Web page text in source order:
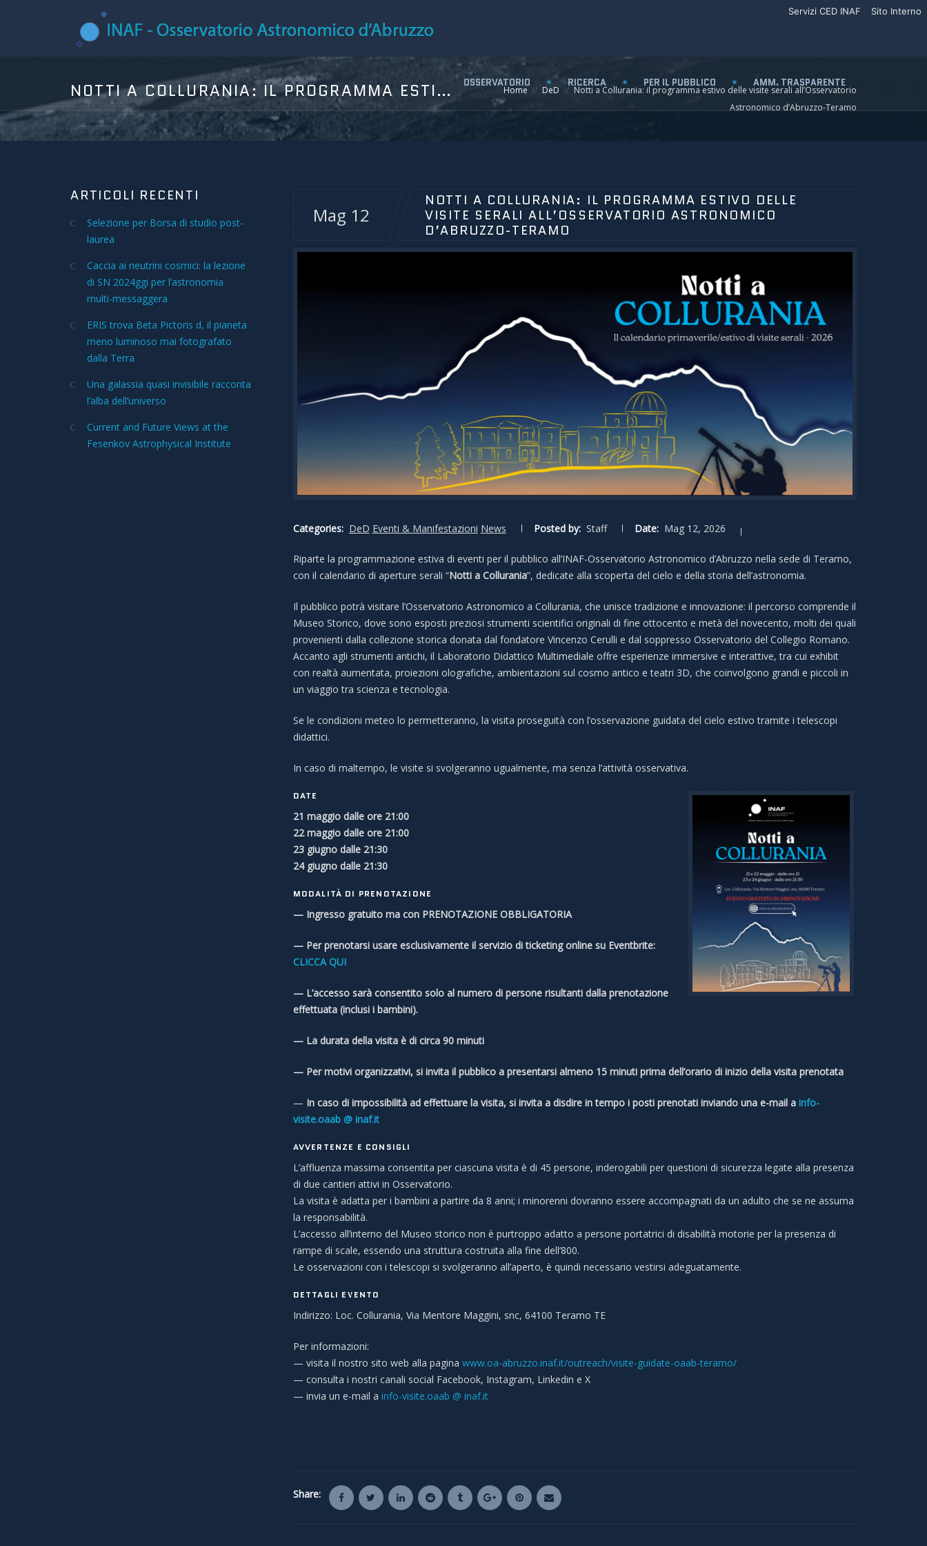
Sito Interno
Servizi CED INAF
OSSERVATORIO RICERCA PER IL PUBBLICO AMM. TRASPARENTE
NOTTI A COLLURANIA: IL PROGRAMMA ESTIVO DELLE VISITE SERALI ALL’OSSERVATORIO ASTRONOMICO D’ABRUZZO-TERAMO Home DeD
Notti a Collurania: il programma estivo delle visite serali all’Osservatorio
Astronomico d’Abruzzo-Teramo
Mag 12
NOTTI A COLLURANIA: IL PROGRAMMA ESTIVO DELLE
VISITE SERALI ALL’OSSERVATORIO ASTRONOMICO
D’ABRUZZO-TERAMO
Categories: DeD Eventi & Manifestazioni News Posted by: Staff Date: Mag 12, 2026
Riparte la programmazione estiva di eventi per il pubblico all’INAF-Osservatorio Astronomico d’Abruzzo nella sede di Teramo,
con il calendario di aperture serali “Notti a Collurania”, dedicate alla scoperta del cielo e della storia dell’astronomia.
Il pubblico potrà visitare l’Osservatorio Astronomico a Collurania, che unisce tradizione e innovazione: il percorso comprende il
Museo Storico, dove sono esposti preziosi strumenti scientifici originali di fine ottocento e metà del novecento, molti dei quali
provenienti dalla collezione storica donata dal fondatore Vincenzo Cerulli e dal soppresso Osservatorio del Collegio Romano.
Accanto agli strumenti antichi, il Laboratorio Didattico Multimediale offre esperienze immersive e interattive, tra cui exhibit
con realtà aumentata, proiezioni olografiche, ambientazioni sul cosmo antico e teatri 3D, che coinvolgono grandi e piccoli in
un viaggio tra scienza e tecnologia.
Se le condizioni meteo lo permetteranno, la visita proseguità con l’osservazione guidata del cielo estivo tramite i telescopi
didattici.
In caso di maltempo, le visite si svolgeranno ugualmente, ma senza l’attività osservativa.
DATE
21 maggio dalle ore 21:00
22 maggio dalle ore 21:00
23 giugno dalle 21:30
24 giugno dalle 21:30
MODALITÀ DI PRENOTAZIONE
— Ingresso gratuito ma con PRENOTAZIONE OBBLIGATORIA
— Per prenotarsi usare esclusivamente il servizio di ticketing online su Eventbrite:
CLICCA QUI
— L’accesso sarà consentito solo al numero di persone risultanti dalla prenotazione
effettuata (inclusi i bambini).
— La durata della visita è di circa 90 minuti
— Per motivi organizzativi, si invita il pubblico a presentarsi almeno 15 minuti prima dell’orario di inizio della visita prenotata
— In caso di impossibilità ad effettuare la visita, si invita a disdire in tempo i posti prenotati inviando una e-mail a info-
visite.oaab @ inaf.it
AVVERTENZE E CONSIGLI
L’affluenza massima consentita per ciascuna visita è di 45 persone, inderogabili per questioni di sicurezza legate alla presenza
di due cantieri attivi in Osservatorio.
La visita è adatta per i bambini a partire da 8 anni; i minorenni dovranno essere accompagnati da un adulto che se ne assuma
la responsabilità.
L’accesso all’interno del Museo storico non è purtroppo adatto a persone portatrici di disabilità motorie per la presenza di
rampe di scale, essendo una struttura costruita alla fine dell’800.
Le osservazioni con i telescopi si svolgeranno all’aperto, è quindi necessario vestirsi adeguatamente.
DETTAGLI EVENTO
Indirizzo: Loc. Collurania, Via Mentore Maggini, snc, 64100 Teramo TE
Per informazioni:
— visita il nostro sito web alla pagina www.oa-abruzzo.inaf.it/outreach/visite-guidate-oaab-teramo/
— consulta i nostri canali social Facebook, Instagram, Linkedin e X
— invia un e-mail a info-visite.oaab @ inaf.it
Share:
ARTICOLI RECENTI
Selezione per Borsa di studio post-
laurea
Caccia ai neutrini cosmici: la lezione
di SN 2024ggi per l’astronomia
multi-messaggera
ERIS trova Beta Pictoris d, il pianeta
meno luminoso mai fotografato
dalla Terra
Una galassia quasi invisibile racconta
l’alba dell’universo
Current and Future Views at the
Fesenkov Astrophysical Institute